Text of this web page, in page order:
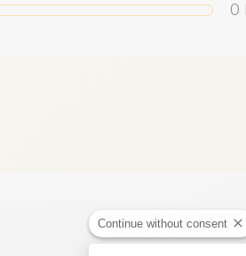
0
Continue without consent